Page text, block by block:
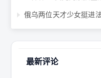
俄乌两位天才少女挺进
最新评论